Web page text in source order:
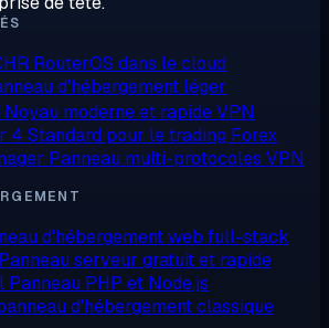
RouterOS dans le cloud
d'hébergement léger
Noyau moderne et rapide VPN
4 Standard pour le trading Forex
Panneau multi-protocoles VPN
d'hébergement web full-stack
Panneau serveur gratuit et rapide
Panneau PHP et Node.js
d'hébergement classique